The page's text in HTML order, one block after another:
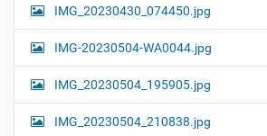
IMG_20230430_074450.jpg
IMG-20230504-WA0044.jpg
IMG_20230504_195905.jpg
IMG_20230504_210838.jpg